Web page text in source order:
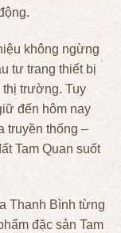
không ngừng
tư trang thiết bị
thị trường. Tuy
đến hôm nay
truyền thống –
Tam Quan suốt
Thanh Bình từng
đặc sản Tam